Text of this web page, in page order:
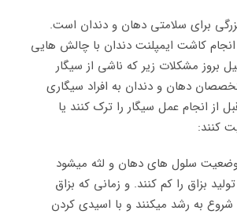
برای سلامتی دهان و دندان است.
انجام کاشت ایمپلنت دندان با چالش هایی
بروز مشکلات زیر که ناشی از سیگار
دهان و دندان به افراد سیگاری
از انجام عمل سیگار را ترک کنند یا
کنند:
وضعیت سلول های دهان و لثه میشود
بزاق را کم کنند. و زمانی که بزاق
شروع به رشد میکنند و با اسیدی کردن